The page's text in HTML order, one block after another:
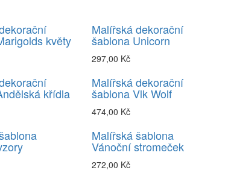
květy
Malířská dekorační
šablona Unicorn
297,00 Kč
křídla
Malířská dekorační
šablona Vlk Wolf
474,00 Kč
Malířská šablona
Vánoční stromeček
272,00 Kč